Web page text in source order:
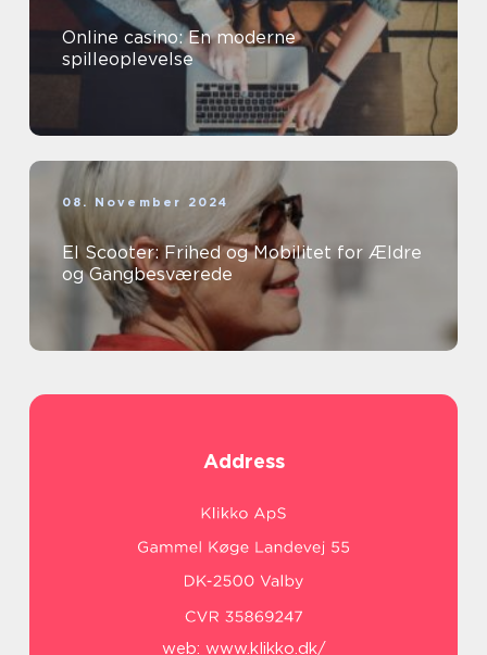
Online casino: En moderne
spilleoplevelse
08. November 2024
El Scooter: Frihed og Mobilitet for Ældre
og Gangbesværede
Address
web: www.klikko.dk/